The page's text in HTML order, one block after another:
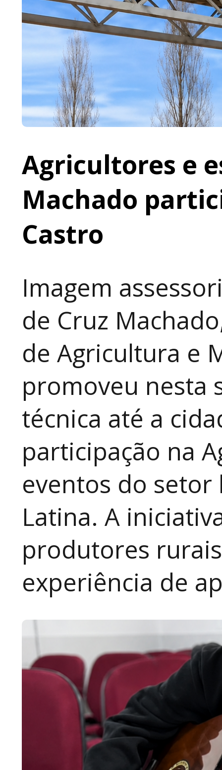
Agricultores e
Machado
Castro
Imagem
de Cruz
de Agricultura e
promoveu nesta
técnica até a
participação na
eventos do
Latina. A
produtores
experiência de